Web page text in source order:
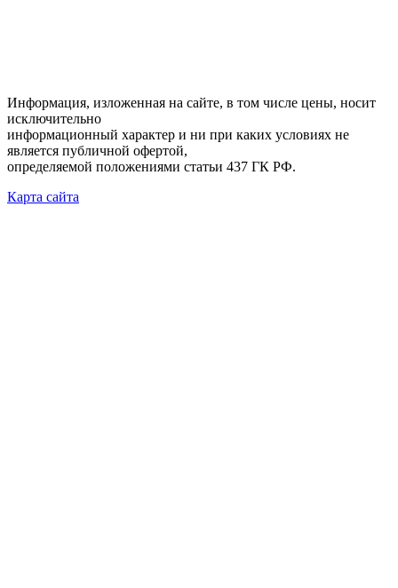
Информация, изложенная на сайте, в том числе цены, носит
исключительно
информационный характер и ни при каких условиях не
является публичной офертой,
определяемой положениями статьи 437 ГК РФ.
Карта сайта